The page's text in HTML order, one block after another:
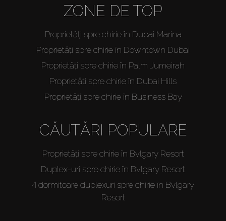
ZONE DE TOP
Proprietăți spre chirie în Dubai Marina
Proprietăți spre chirie în Downtown Dubai
Proprietăți spre chirie în Palm Jumeirah
Proprietăți spre chirie în Dubai Hills
Proprietăți spre chirie în Business Bay
CĂUTĂRI POPULARE
Proprietăți spre chirie în Bvlgary Resort
Duplex-uri spre chirie în Bvlgary Resort
4 dormitoare duplexuri spre chirie în Bvlgary
Resort